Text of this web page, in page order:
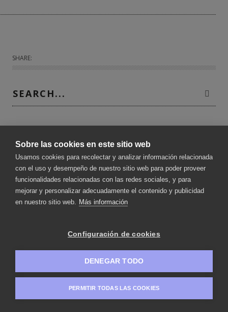
SHARE:
Uncategorized
Sobre las cookies en este sitio web
Usamos cookies para recolectar y analizar información relacionada
con el uso y desempeño de nuestro sitio web para poder proveer
funcionalidades relacionadas con las redes sociales, y para
mejorar y personalizar adecuadamente el contenido y publicidad
en nuestro sitio web. Más información
Configuración de cookies
DENEGAR TODO
PERMITIR TODAS LAS COOKIES